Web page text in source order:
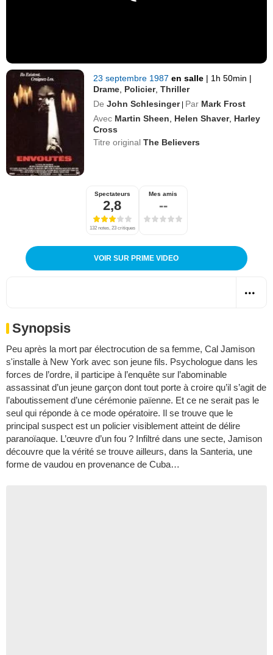
23 septembre 1987en salle | 1h 50min |
Drame Policier,Thriller
De John Schlesinger | Par Mark Frost
Avec Martin Sheen Helen Shaver, Harley
Cross
Titre originalThe Believers
Spectateurs
2,8
132 notes, 23 critiques
Mes amis
--
VOIR SUR PRIME VIDEO
Synopsis
Peu après la mort par électrocution de sa femme, Cal Jamison
s'installe à New York avec son jeune fils. Psychologue dans les
forces de l’ordre, il participe à l’enquête sur l’abominable
assassinat d’un jeune garçon dont tout porte à croire qu’il s’agit de
l’aboutissement d’une cérémonie païenne. Et ce ne serait pas le
seul qui réponde à ce mode opératoire. Il se trouve que le
principal suspect est un policier visiblement atteint de délire
paranoïaque. L’œuvre d’un fou ? Infiltré dans une secte, Jamison
découvre que la vérité se trouve ailleurs, dans la Santeria, une
forme de vaudou en provenance de Cuba…